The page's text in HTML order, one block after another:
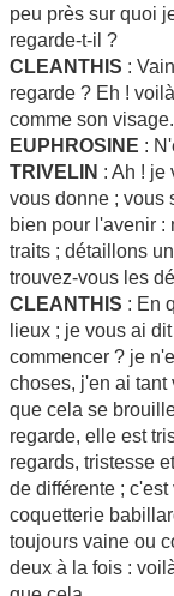
peu près sur quoi
regarde-t-il ?
CLEANTHIS :
regarde ? Eh !
comme son visage.
EUPHROSINE :
TRIVELIN : Ah ! je
vous donne ; vous
bien pour l'avenir :
traits ; détaillons
trouvez-vous les
CLEANTHIS : En
lieux ; je vous ai
commencer ? je
choses, j'en ai tant
que cela se
regarde, elle est
regards, tristesse
de différente ;
coquetterie
toujours vaine ou
deux à la fois :